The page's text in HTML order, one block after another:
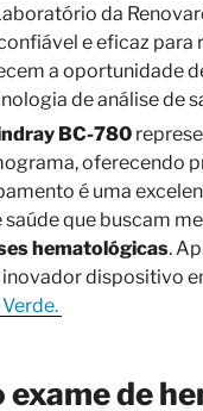
da
e eficaz para
a oportunidade
de análise de
BC-780
oferecendo
é uma
que buscam
hematológicas.
dispositivo
exame de